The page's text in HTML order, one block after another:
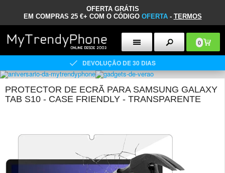
OFERTA GRÁTIS
EM COMPRAS 25 €+ COM O CÓDIGO OFERTA- TERMOS
0
DEVOLUÇÃO DE 30 DIAS
PROTECTOR DE ECRÃ PARA SAMSUNG GALAXY
TAB S10 - CASE FRIENDLY - TRANSPARENTE